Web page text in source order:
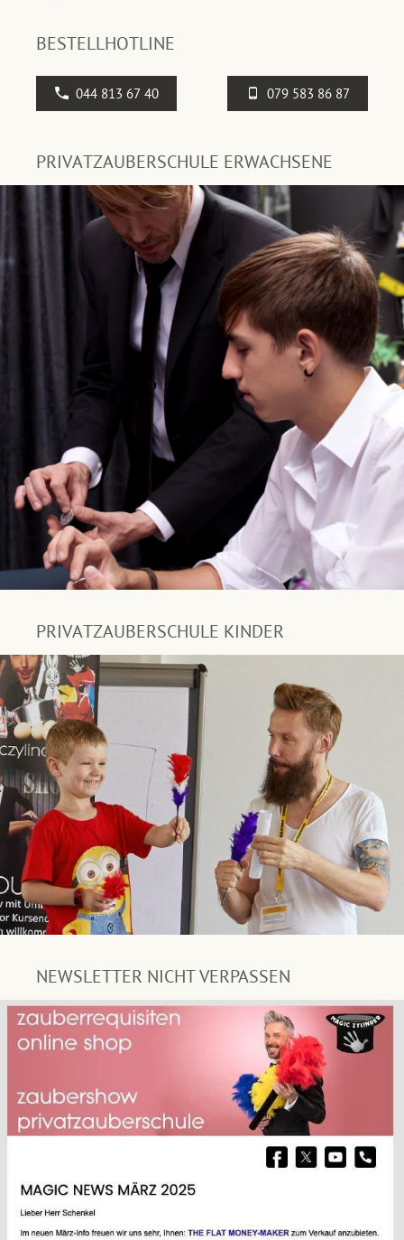
BESTELLHOTLINE
044 813 67 40 079 583 86 87
PRIVATZAUBERSCHULE ERWACHSENE
PRIVATZAUBERSCHULE KINDER
NEWSLETTER NICHT VERPASSEN